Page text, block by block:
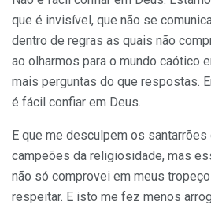
que é invisível, que não se
dentro de regras as quais não
ao olharmos para o mundo caótico
mais perguntas do que respostas.
é fácil confiar em Deus.
E que me desculpem os
campeões da religiosidade, mas
não só comprovei em meus
respeitar. E isto me fez menos